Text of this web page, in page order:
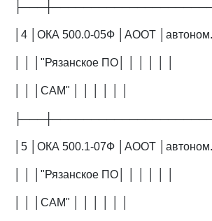
│4 │ОКА 500.0-05Ф │АООТ │автоном.
│ │ │"Рязанское ПО│ │ │ │ │ │
│ │ │САМ" │ │ │ │ │ │
│5 │ОКА 500.1-07Ф │АООТ │автоном.
│ │ │"Рязанское ПО│ │ │ │ │ │
│ │ │САМ" │ │ │ │ │ │